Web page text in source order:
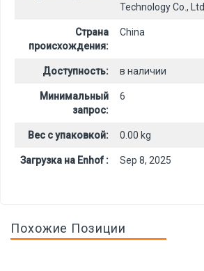
Technology Co., Ltd
Страна
происхождения:
China
Доступность: в наличии
Минимальный
запрос:
6
Вес с упаковкой: 0.00 kg
Загрузка на Enhof : Sep 8, 2025
Похожие Позиции